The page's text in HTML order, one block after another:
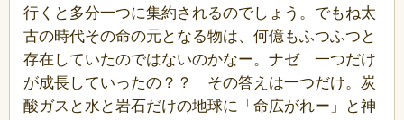
行くと多分一つに集約されるのでしょう。でもね太
古の時代その命の元となる物は、何億もふつふつと
存在していたのではないのかなー。ナゼ 一つだけ
が成長していったの？？ その答えは一つだけ。炭
酸ガスと水と岩石だけの地球に「命広がれー」と神